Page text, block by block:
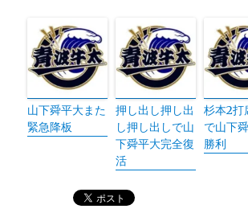
山下舜平大また
緊急降板
押し出し押し出
し押し出しで山
下舜平大完全復
活
杉本2打
で山下
勝利